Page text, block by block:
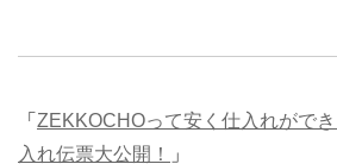
「 ZEKKOCHOって安く仕入れがで
入れ伝票大公開！
」